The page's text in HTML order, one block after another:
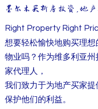
墨尔本买新房 投资，地产
Right Property Right
想要轻松愉快地购买理想
物业吗？作为维多利亚
家代理人，
我们致力于为地产买家提
保护他们的利益。